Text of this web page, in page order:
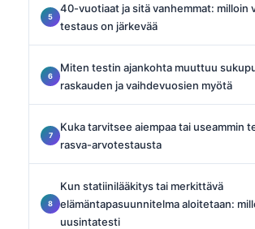
40-vuotiaat ja sitä vanhemmat: milloin
testaus on järkevää
Miten testin ajankohta muuttuu
raskauden ja vaihdevuosien myötä
Kuka tarvitsee aiempaa tai useammin
rasva-arvotestausta
Kun statiinilääkitys tai merkittävä
elämäntapasuunnitelma aloitetaan:
uusintatesti